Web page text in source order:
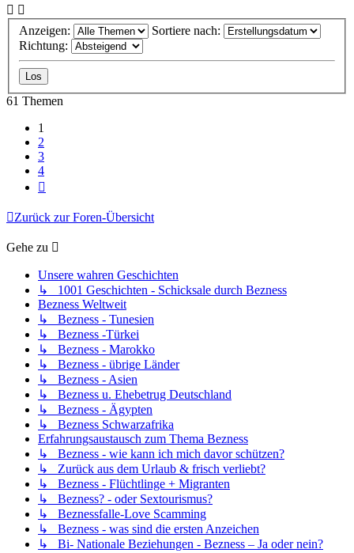
Anzeigen:
Sortiere nach:
Richtung:
61 Themen
1
2
3
4
Zurück zur Foren-Übersicht
Gehe zu
Unsere wahren Geschichten
↳ 1001 Geschichten - Schicksale durch Bezness
Bezness Weltweit
↳ Bezness - Tunesien
↳ Bezness -Türkei
↳ Bezness - Marokko
↳ Bezness - übrige Länder
↳ Bezness - Asien
↳ Bezness u. Ehebetrug Deutschland
↳ Bezness - Ägypten
↳ Bezness Schwarzafrika
Erfahrungsaustausch zum Thema Bezness
↳ Bezness - wie kann ich mich davor schützen?
↳ Zurück aus dem Urlaub & frisch verliebt?
↳ Bezness - Flüchtlinge + Migranten
↳ Bezness? - oder Sextourismus?
↳ Beznessfalle-Love Scamming
↳ Bezness - was sind die ersten Anzeichen
↳ Bi- Nationale Beziehungen - Bezness – Ja oder nein?